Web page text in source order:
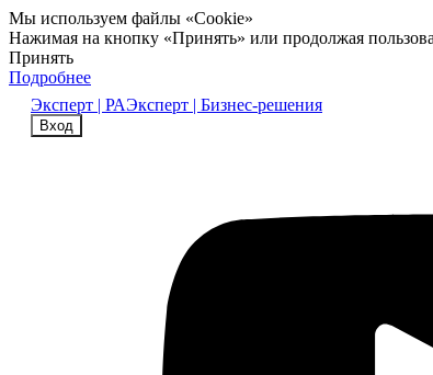
Мы используем файлы «Cookie»
Нажимая на кнопку «Принять» или продолжая
Принять
Подробнее
Эксперт | РАЭксперт | Бизнес-решения
Вход